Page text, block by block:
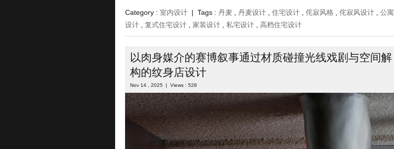
Category : 室内设计| Tags : 丹麦, 丹麦设计, 住宅设计, 侘寂风格 , 侘寂风设计, 公寓
设计, 复式住宅设计, 家装设计, 私宅设计, 高档住宅设计
以肉身媒介的赛博叙事通过材质碰撞光线戏剧与空间解
构的纹身店设计
Nov 14 , 2025 | Views : 528